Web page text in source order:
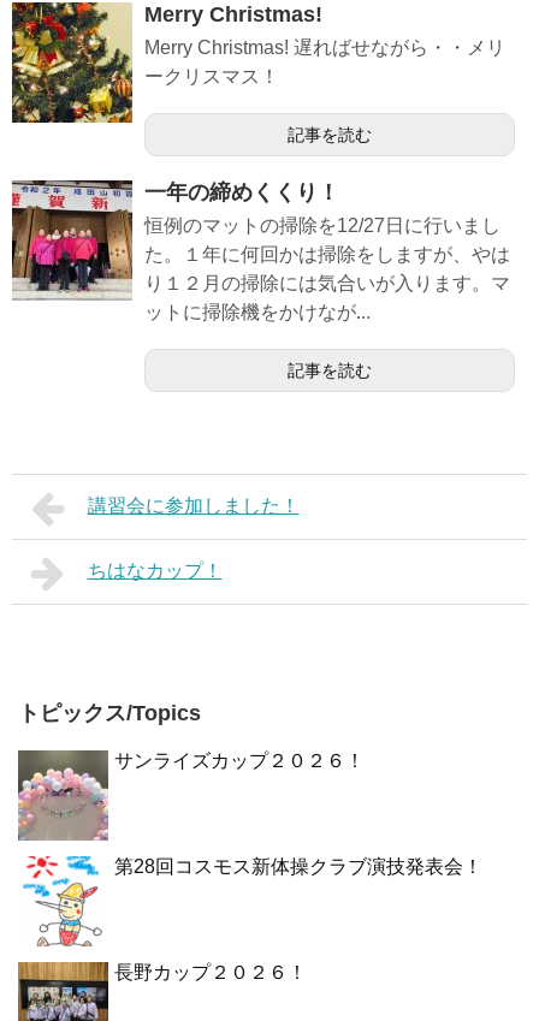
Merry Christmas!
Merry Christmas! 遅ればせながら・・メリ
ークリスマス！
記事を読む
一年の締めくくり！
恒例のマットの掃除を12/27日に行いまし
た。１年に何回かは掃除をしますが、やは
り１２月の掃除には気合いが入ります。マ
ットに掃除機をかけなが...
記事を読む
講習会に参加しました！
ちはなカップ！
トピックス/Topics
サンライズカップ２０２６！
第28回コスモス新体操クラブ演技発表会！
長野カップ２０２６！